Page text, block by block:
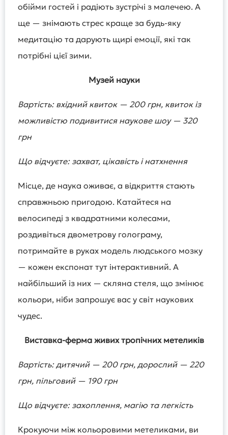
обійми гостей і радіють зустрічі з малечею. А
ще — знімають стрес краще за будь-яку
медитацію та дарують щирі емоції, які так
потрібні цієї зими.
Музей науки
Вартість: вхідний квиток — 200 грн, квиток із
можливістю подивитися наукове шоу — 320
грн
Що відчуєте: захват, цікавість і натхнення
Місце, де наука оживає, а відкриття стають
справжньою пригодою. Катайтеся на
велосипеді з квадратними колесами,
роздивіться двометрову голограму,
потримайте в руках модель людського мозку
— кожен експонат тут інтерактивний. А
найбільший із них — скляна стеля, що змінює
кольори, ніби запрошує вас у світ наукових
чудес.
Виставка-ферма живих тропічних метеликів
Вартість: дитячий — 200 грн, дорослий — 220
грн, пільговий — 190 грн
Що відчуєте: захоплення, магію та легкість
Крокуючи між кольоровими метеликами, ви